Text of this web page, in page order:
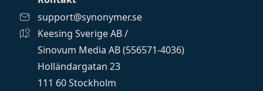
support@synonymer.se
Keesing Sverige AB /
Sinovum Media AB (556571-4036)
Holländargatan 23
111 60 Stockholm